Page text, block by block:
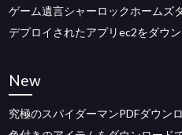
ゲーム遺言シャーロックホームズ
デプロイされたアプリec2をダウ
New
究極のスパイダーマンPDFダウン